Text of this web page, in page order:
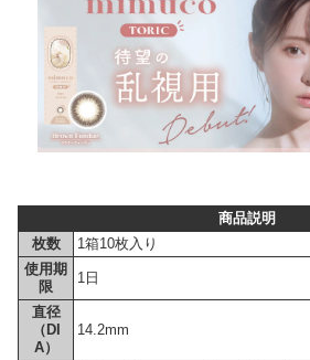
商品説明
枚数
1箱10枚入り
使用期
限
1日
直径
（DI
A）
14.2mm